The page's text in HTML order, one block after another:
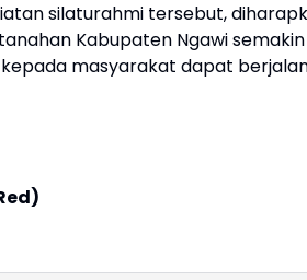
silaturahmi tersebut,
Kabupaten Ngawi
masyarakat dapat